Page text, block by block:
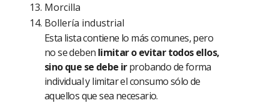
Morcilla
Bollería industrial
Esta lista contiene lo más comunes, pero
no se deben limitar o evitar todos ellos,
sino que se debe irprobando de forma
individual y limitar el consumo sólo de
aquellos que sea necesario.